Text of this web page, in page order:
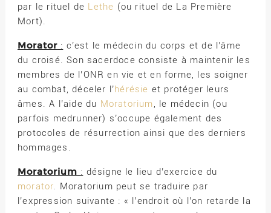
par le rituel de Lethe (ou rituel de La Première
Mort).
Morator: c’est le médecin du corps et de l’âme
du croisé. Son sacerdoce consiste à maintenir les
membres de l’ONR en vie et en forme, les soigner
au combat, déceler l’hérésie et protéger leurs
âmes. A l’aide du Moratorium, le médecin (ou
parfois medrunner) s’occupe également des
protocoles de résurrection ainsi que des derniers
hommages.
Moratorium : désigne le lieu d’exercice du
morator. Moratorium peut se traduire par
l’expression suivante : « l’endroit où l’on retarde la